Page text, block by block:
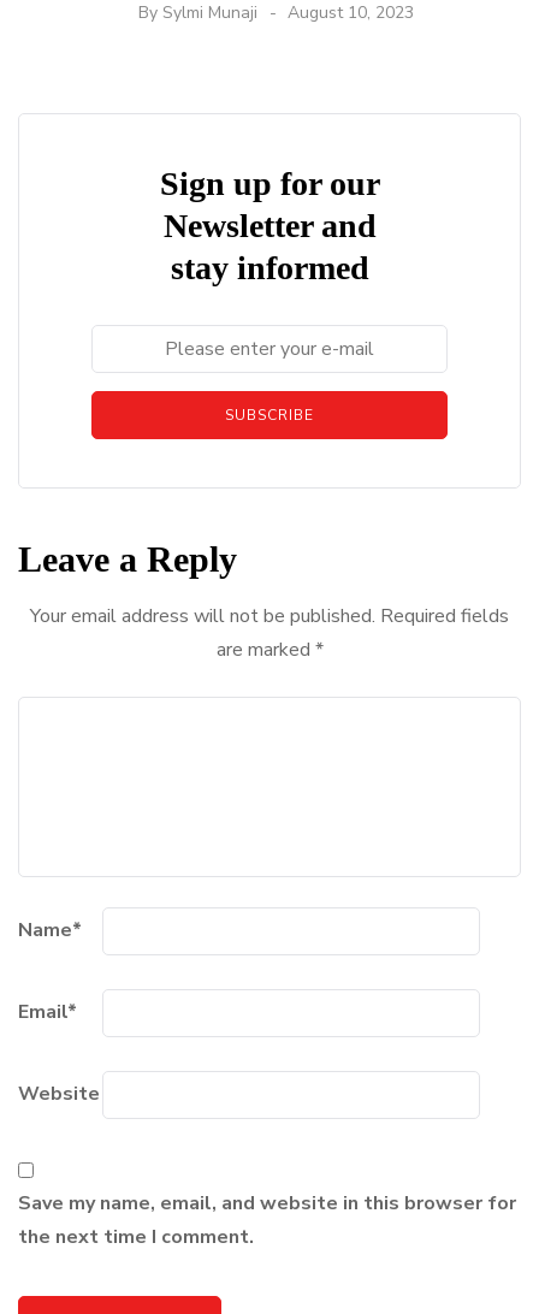
By Sylmi Munaji August 10, 2023
Sign up for our
Newsletter and
stay informed
SUBSCRIBE
Leave a Reply
Your email address will not be published. Required fields
are marked *
Name*
Email*
Website
Save my name, email, and website in this browser for
the next time I comment.